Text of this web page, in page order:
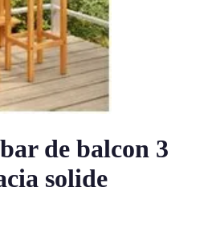
de balcon 3
solide